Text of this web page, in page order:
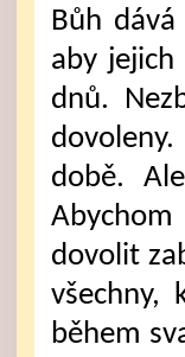
Bůh
aby
dnů.
době.
dovolit
všechny,
během